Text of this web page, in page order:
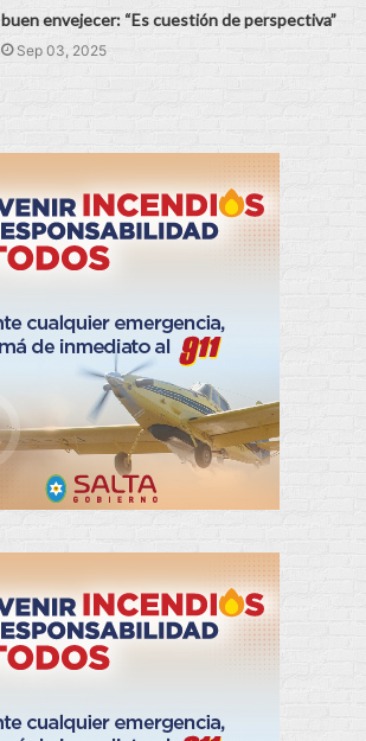
buen envejecer: “Es cuestión de perspectiva”
Sep 03, 2025